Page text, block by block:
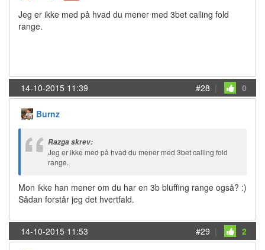
Jeg er ikke med på hvad du mener med 3bet calling fold
range.
14-10-2015 11:39 #28 | 0
Burnz
Razga skrev:
Jeg er ikke med på hvad du mener med 3bet calling fold
range.
Mon ikke han mener om du har en 3b bluffing range også? :)
Sådan forstår jeg det hvertfald.
14-10-2015 11:53 #29 | 2